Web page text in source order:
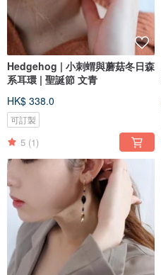
Hedgehog | 小刺蝟與蘑菇冬日森
系耳環 | 聖誕節 文青
HK$ 338.0
可訂製
5 (1)